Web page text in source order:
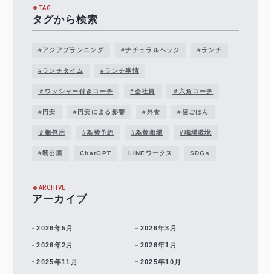
TAG
タグから検索
#アジアプランニング #ナチュラルヘッジ #ランチ
#ランチタイム #ランチ事情
＃ワッシャー付きコーチ #会社員 ＃六角コーチ
#円安 #円安による影響 #外食 #昼ごはん
＃梱包用 #為替予約 #為替相場 #職場環境
#靭公園 ChatGPT LINEワークス SDGs
ARCHIVE
アーカイブ
2026年5月 2026年3月
2026年2月 2026年1月
2025年11月 2025年10月